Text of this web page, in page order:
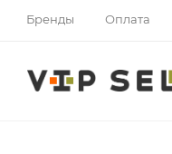
Бренды Оплата